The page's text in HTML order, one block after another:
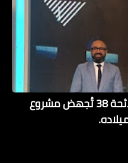
د. نادر الصيرفي وبيتر النجار: لائحة 38 تُجهض مشروع